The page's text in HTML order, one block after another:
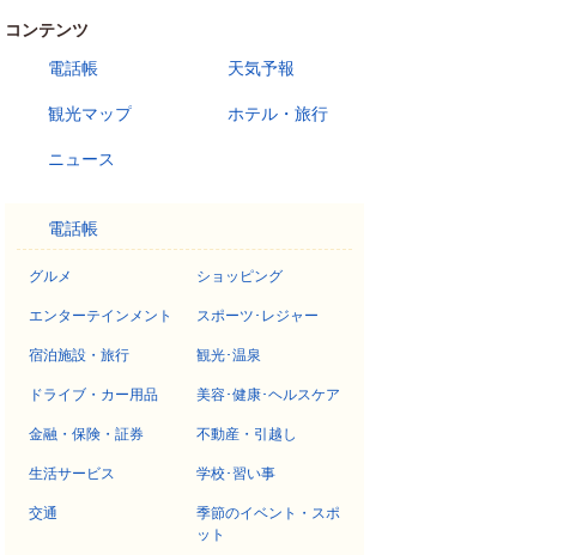
コンテンツ
電話帳
天気予報
観光マップ ホテル・旅行
ニュース
電話帳
グルメ ショッピング
エンターテインメント スポーツ･レジャー
宿泊施設・旅行 観光･温泉
ドライブ・カー用品 美容･健康･ヘルスケア
金融・保険・証券 不動産・引越し
生活サービス 学校･習い事
交通
季節のイベント・スポ
ット